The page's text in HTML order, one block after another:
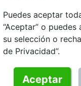
Puedes aceptar
“Aceptar” o
su selección o
de Privacidad”.
Aceptar